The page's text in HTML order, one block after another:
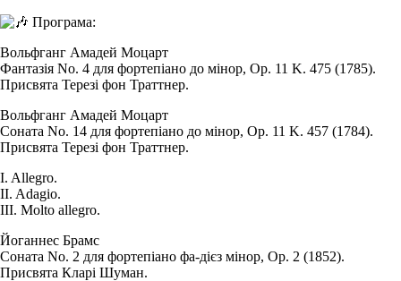
Програма:
Вольфганг Амадей Моцарт
Фантазія No. 4 для фортепіано до мінор, Op. 11 K. 475 (1785).
Присвята Терезі фон Траттнер.
Вольфганг Амадей Моцарт
Соната No. 14 для фортепіано до мінор, Op. 11 K. 457 (1784).
Присвята Терезі фон Траттнер.
I. Allegro.
II. Adagio.
III. Molto allegro.
Йоганнес Брамс
Соната No. 2 для фортепіано фа-дієз мінор, Op. 2 (1852).
Присвята Кларі Шуман.